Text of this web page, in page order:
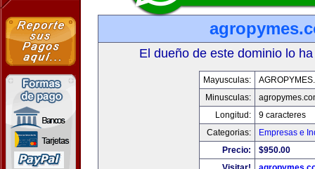
El dueño de este dominio lo
Mayusculas:
Minusculas:
Longitud:
9 caracteres
Categorias:
Empresas e
Precio:
$950.00